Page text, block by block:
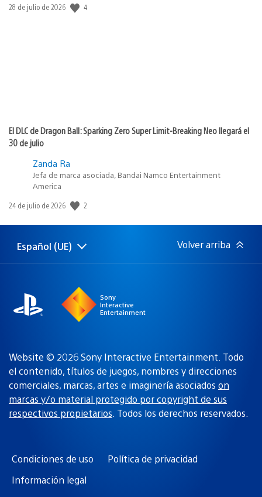
Fecha
28 de julio de 2026 4
El DLC de Dragon Ball: Sparking Zero Super Limit-Breaking Neo llegará el
30 de julio
Zanda Ra
Jefa de marca asociada, Bandai Namco Entertainment
America
Fecha
publicación:
24 de julio de 2026 2
Selecciona
una
Región
actual:
Español (UE) Volver arriba
Sony
Interactive
Entertainment
Website © 2026 Sony Interactive Entertainment. Todo
el contenido, títulos de juegos, nombres y direcciones
comerciales, marcas, artes e imaginería asociados on
marcas y/o material protegido por copyright de sus
respectivos propietarios. Todos los derechos reservados.
Condiciones de uso
Política de privacidad
Información legal